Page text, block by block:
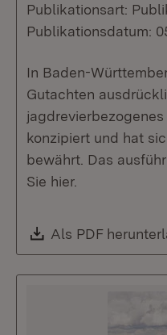
Publikationsart:
Publikationsdatum:
In Baden-
Gutachten
konzipiert und hat
bewährt. Das
Sie hier.
Download:
Als PDF